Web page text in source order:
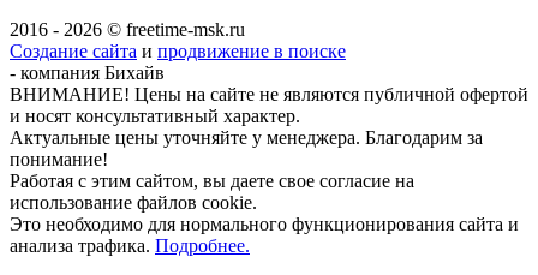
2016 - 2026 © freetime-msk.ru
Создание сайта и продвижение в поиске
- компания Бихайв
ВНИМАНИЕ! Цены на сайте не являются публичной офертой
и носят консультативный характер.
Актуальные цены уточняйте у менеджера. Благодарим за
понимание!
Работая с этим сайтом, вы даете свое согласие на
использование файлов cookie.
Это необходимо для нормального функционирования сайта и
анализа трафика. Подробнее.